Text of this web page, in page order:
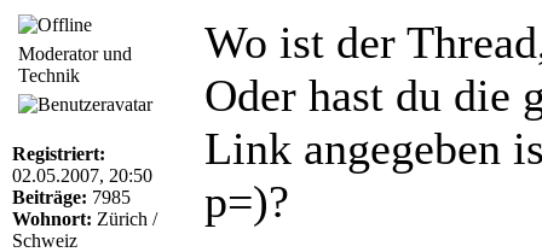
Moderator und
Technik
Registriert:
02.05.2007, 20:50
Beiträge: 7985
Wohnort: Zürich /
Schweiz
Wo ist der
Oder hast du die
Link angegeben
p=)?